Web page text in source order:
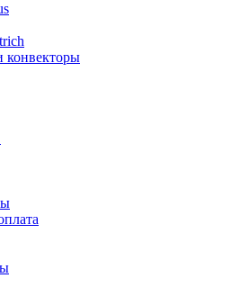
конвекторы